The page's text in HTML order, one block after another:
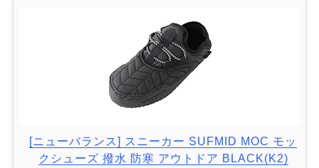
[ニューバランス] スニーカー SUFMID MOC モッ
クシューズ 撥水 防寒 アウトドア BLACK(K2)